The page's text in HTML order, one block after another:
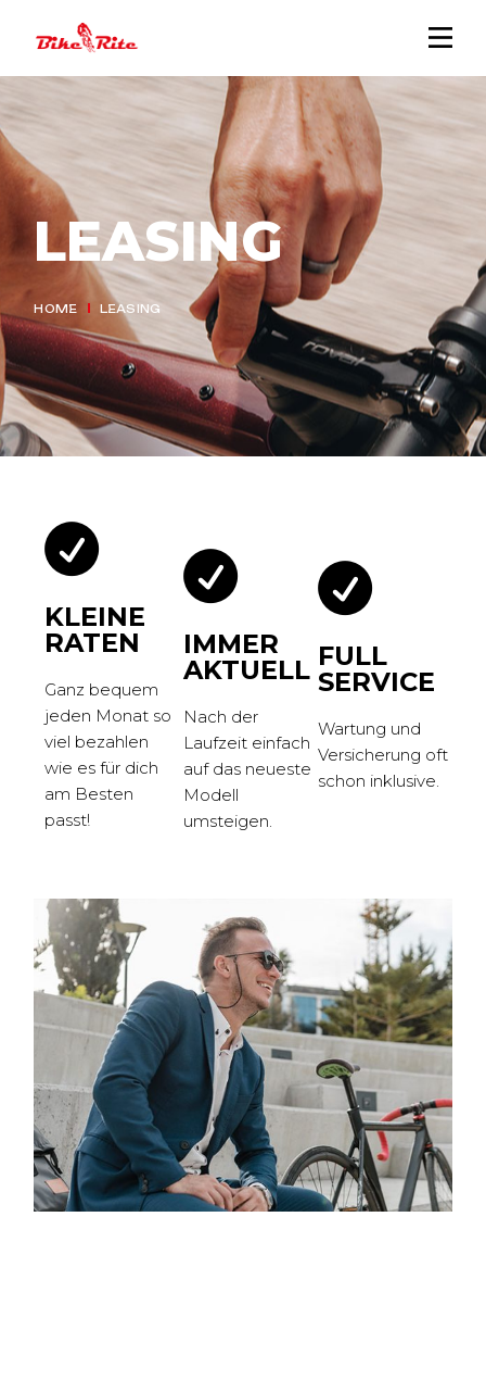
LEASING
HOME LEASING
KLEINE
RATEN
Ganz bequem
jeden Monat so
viel bezahlen
wie es für dich
am Besten
passt!
IMMER
AKTUELL
Nach der
Laufzeit einfach
auf das neueste
Modell
umsteigen.
FULL
SERVICE
Wartung und
Versicherung oft
schon inklusive.